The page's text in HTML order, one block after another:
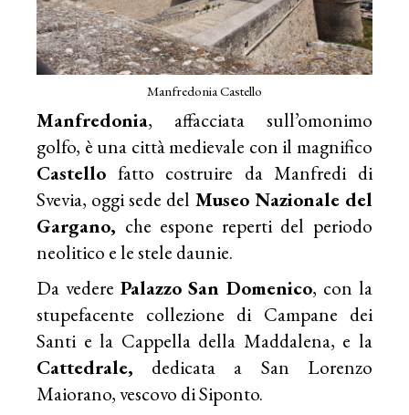
Manfredonia Castello
Manfredonia, affacciata sull’omonimo
golfo, è una città medievale con il magnifico
Castello fatto costruire da Manfredi di
Svevia, oggi sede del Museo Nazionale del
Gargano, che espone reperti del periodo
neolitico e le stele daunie.
Da vedere Palazzo San Domenico, con la
stupefacente collezione di Campane dei
Santi e la Cappella della Maddalena, e la
Cattedrale, dedicata a San Lorenzo
Maiorano, vescovo di Siponto.